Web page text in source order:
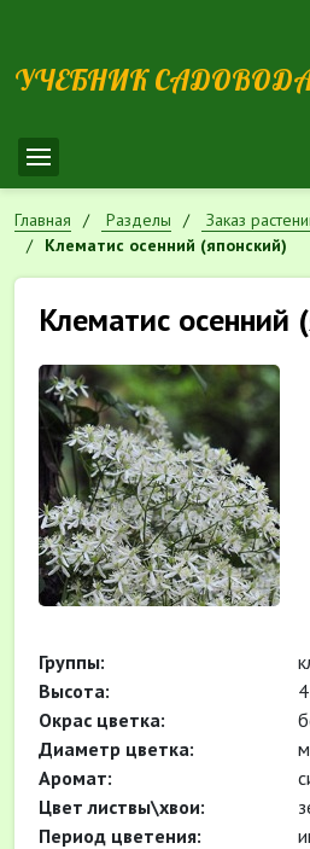
УЧЕБНИК
Главная Разделы Заказ
Клематис осенний (японский)
Клематис осенний
Группы:
Высота:
Окрас цветка:
Диаметр цветка:
Аромат:
Цвет листвы\хвои:
Период цветения: